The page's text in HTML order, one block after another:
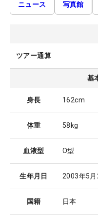
ニュース 写真館
ツアー通算
基
身長 162cm
体重 58kg
血液型 O型
生年月日 2003年5
国籍 日本